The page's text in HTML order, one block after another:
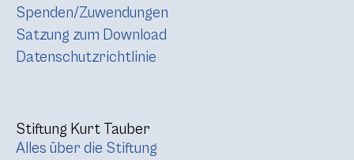
Spenden/Zuwendungen
Satzung zum Download
Datenschutzrichtlinie
Stiftung Kurt Tauber
Alles über die Stiftung